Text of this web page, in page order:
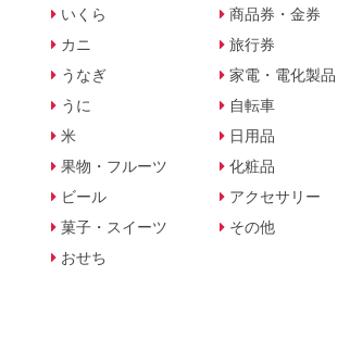
いくら
カニ
うなぎ
うに
米
果物・フルーツ
ビール
菓子・スイーツ
おせち
商品券・金券
旅行券
家電・電化製品
自転車
日用品
化粧品
アクセサリー
その他